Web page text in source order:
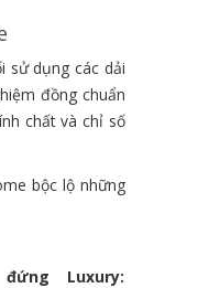
sử dụng các dải
đồng chuẩn
chất và chỉ số
bộc lộ những
Luxury: